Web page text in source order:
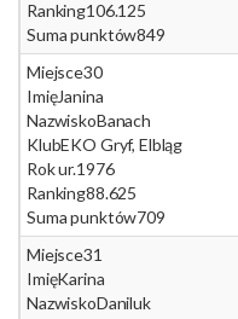
Ranking106.125
Suma punktów849
Miejsce30
ImięJanina
NazwiskoBanach
KlubEKO Gryf, Elbląg
Rok ur.1976
Ranking88.625
Suma punktów709
Miejsce31
ImięKarina
NazwiskoDaniluk